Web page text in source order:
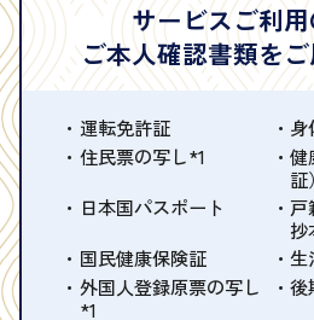
サービスご利
ご本人確認書類を
運転免許証
身
住民票の写し*1
健
証）
日本国パスポート
戸
抄
国民健康保険証
生
外国人登録原票の写し
*1
後